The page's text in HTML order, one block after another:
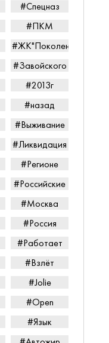
#Спецназ
#ПКМ
#ЖК"Поколение"
#Завойского
#2013г
#назад
#Выживание
#Ликвидация
#Регионе
#Российские
#Москва
#Россия
#Работает
#Взлёт
#Jolie
#Open
#Язык